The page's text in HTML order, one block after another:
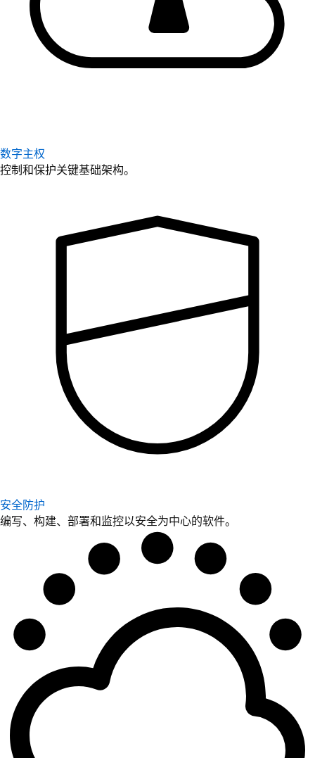
数字主权
控制和保护关键基础架构。
安全防护
编写、构建、部署和监控以安全为中心的软件。